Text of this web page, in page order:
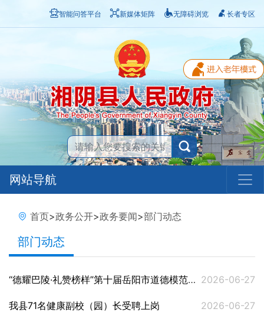
智能问答平台 新媒体矩阵 无障碍浏览 长者专区
网站导航
首页>政务公开>政务要闻>部门动态
部门动态
“德耀巴陵·礼赞榜样”第十届岳阳市道德模范先进事迹报告会（湘阴县专场）举行 2026-06-27
我县71名健康副校（园）长受聘上岗 2026-06-27